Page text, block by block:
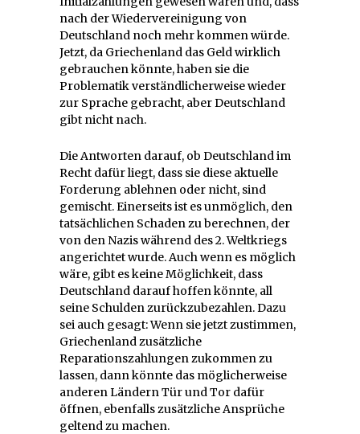
nach der Wiedervereinigung von
Deutschland noch mehr kommen würde.
Jetzt, da Griechenland das Geld wirklich
gebrauchen könnte, haben sie die
Problematik verständlicherweise wieder
zur Sprache gebracht, aber Deutschland
gibt nicht nach.
Die Antworten darauf, ob Deutschland im
Recht dafür liegt, dass sie diese aktuelle
Forderung ablehnen oder nicht, sind
gemischt. Einerseits ist es unmöglich, den
tatsächlichen Schaden zu berechnen, der
von den Nazis während des 2. Weltkriegs
angerichtet wurde. Auch wenn es möglich
wäre, gibt es keine Möglichkeit, dass
Deutschland darauf hoffen könnte, all
seine Schulden zurückzubezahlen. Dazu
sei auch gesagt: Wenn sie jetzt zustimmen,
Griechenland zusätzliche
Reparationszahlungen zukommen zu
lassen, dann könnte das möglicherweise
anderen Ländern Tür und Tor dafür
öffnen, ebenfalls zusätzliche Ansprüche
geltend zu machen.